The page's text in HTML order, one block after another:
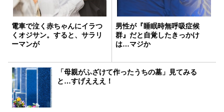
電車で泣く赤ちゃんにイラつ
くオジサン。すると、サラリ
ーマンが
男性が『睡眠時無呼吸症候
群』だと自覚したきっかけ
は…マジか
「母親がふざけて作ったうちの墓」見てみる
と…すげえええ！